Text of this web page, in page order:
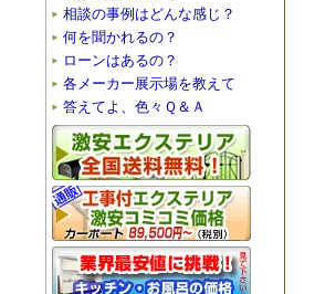
相談の事例はどんな感じ？
何を聞かれるの？
ローンはあるの？
各メーカー展示場を教えて
答えてよ、色々Ｑ＆Ａ